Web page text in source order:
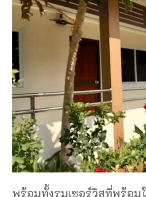
พร้อมทั้งรูมเซอร์วิสที่พร้อ